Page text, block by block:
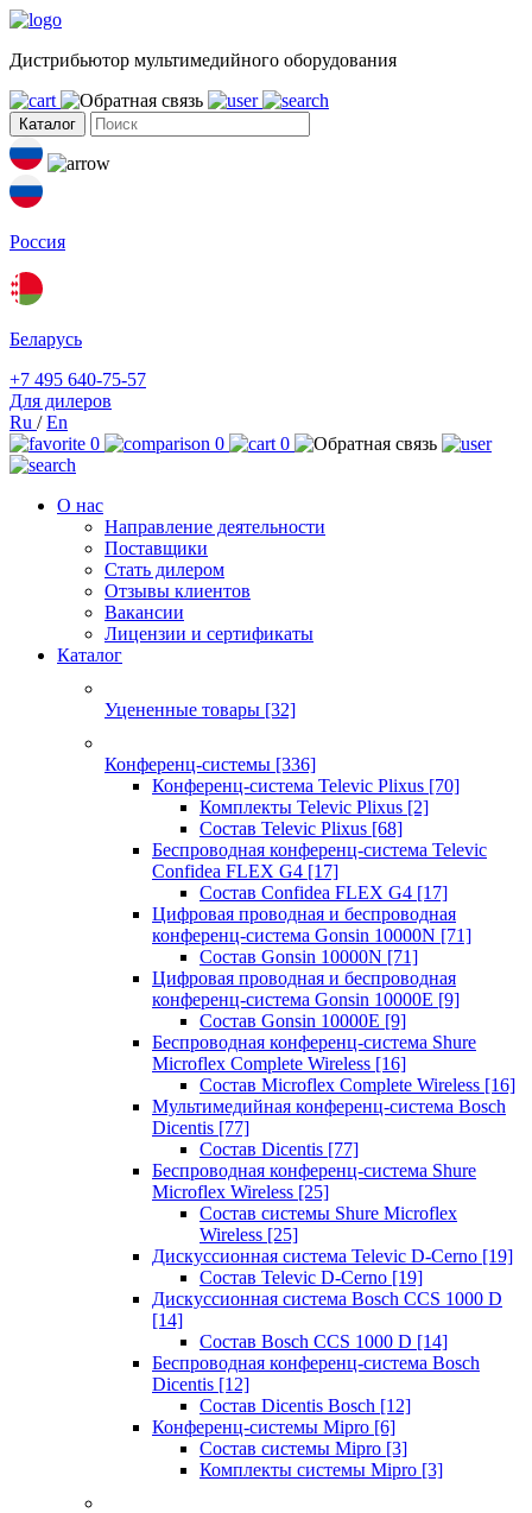
Дистрибьютор мультимедийного оборудования
Каталог
Россия
Беларусь
+7 495 640-75-57
Для дилеров
Ru /En
0
0 0
О нас
Направление деятельности
Поставщики
Стать дилером
Отзывы клиентов
Вакансии
Лицензии и сертификаты
Каталог
Уцененные товары [32]
Конференц-системы [336]
Конференц-система Televic Plixus [70]
Комплекты Televic Plixus [2]
Состав Televic Plixus [68]
Беспроводная конференц-система Televic
Confidea FLEX G4 [17]
Состав Confidea FLEX G4 [17]
Цифровая проводная и беспроводная
конференц-система Gonsin 10000N [71]
Состав Gonsin 10000N [71]
Цифровая проводная и беспроводная
конференц-система Gonsin 10000E [9]
Состав Gonsin 10000E [9]
Беспроводная конференц-система Shure
Microflex Complete Wireless [16]
Состав Microflex Complete Wireless [16]
Мультимедийная конференц-система Bosch
Dicentis [77]
Состав Dicentis [77]
Беспроводная конференц-система Shure
Microflex Wireless [25]
Состав системы Shure Microflex
Wireless [25]
Дискуссионная система Televic D-Cerno [19]
Состав Televic D-Cerno [19]
Дискуссионная система Bosch CCS 1000 D
[14]
Состав Bosch CCS 1000 D [14]
Беспроводная конференц-система Bosch
Dicentis [12]
Состав Dicentis Bosch [12]
Конференц-системы Mipro [6]
Состав системы Mipro [3]
Комплекты системы Mipro [3]